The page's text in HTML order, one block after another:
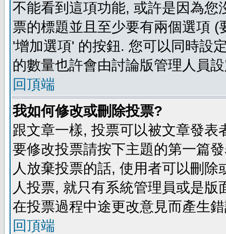
不能看到這項功能, 或許是因為
票的標題並且至少要有兩個選項
'增加選項' 的按鈕. 您可以同時設
的數量也許會由討論版管理人員
回頂端
我如何修改或刪除投票?
跟文章一樣, 投票可以被文章發
要修改投票請按下主題的第一篇
人放棄投票的話, 使用者可以刪
人投票, 就只有系統管理員或是
在投票過程中途更改意見而產生
回頂端